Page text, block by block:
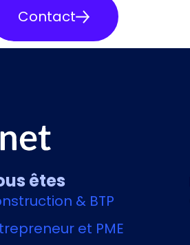
Contact
êtes
& BTP
et PME